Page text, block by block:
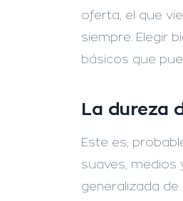
oferta, el que
siempre. Elegir
básicos que
La dureza
Este es,
suaves, medios
generalizada